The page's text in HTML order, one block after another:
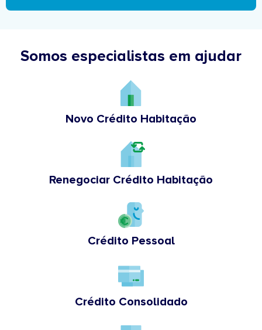
Somos especialistas em ajudar
Novo Crédito Habitação
Renegociar Crédito Habitação
Crédito Pessoal
Crédito Consolidado